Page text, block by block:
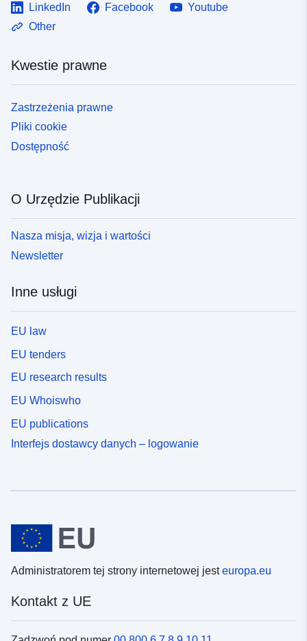
LinkedIn Facebook
Youtube
Other
Kwestie prawne
Zastrzeżenia prawne
Pliki cookie
Dostępność
O Urzędzie Publikacji
Nasza misja, wizja i wartości
Newsletter
Inne usługi
EU law
EU tenders
EU research results
EU Whoiswho
EU publications
Interfejs dostawcy danych – logowanie
Administratorem tej strony internetowej jesteuropa.eu
Kontakt z UE